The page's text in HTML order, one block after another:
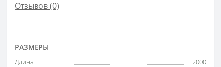
Отзывов (0)
РАЗМЕРЫ
Длина
2000